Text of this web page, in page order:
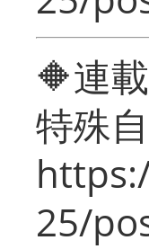
🔶連
特殊
25/